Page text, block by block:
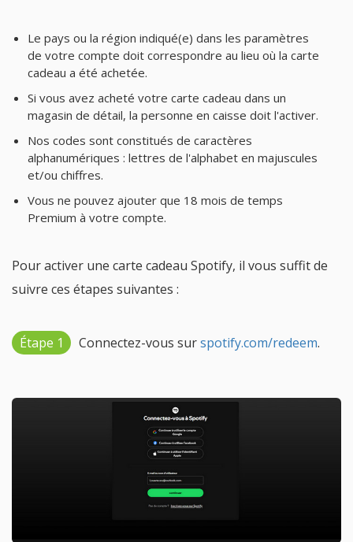
Le pays ou la région indiqué(e) dans les paramètres
de votre compte doit correspondre au lieu où la carte
cadeau a été achetée.
Si vous avez acheté votre carte cadeau dans un
magasin de détail, la personne en caisse doit l'activer.
Nos codes sont constitués de caractères
alphanumériques : lettres de l'alphabet en majuscules
et/ou chiffres.
Vous ne pouvez ajouter que 18 mois de temps
Premium à votre compte.
Pour activer une carte cadeau Spotify, il vous suffit de
suivre ces étapes suivantes :
Étape 1 Connectez-vous surspotify.com/redeem.